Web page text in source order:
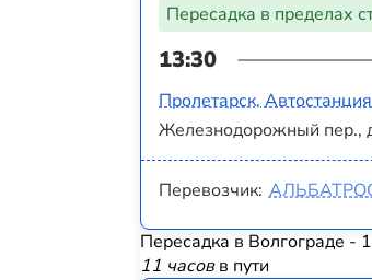
Пересадка в пределах
13:30
Пролетарск, Автостанция
Железнодорожный пер.,
Перевозчик:
Пересадка в Волгограде -
11 часовв пути